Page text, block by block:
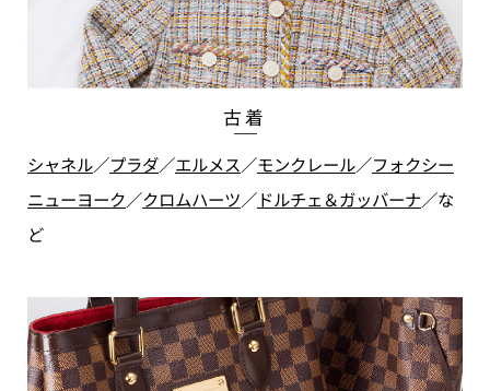
古着
シャネル／プラダ／エルメス／モンクレール／フォクシー
ニューヨーク／クロムハーツ／ドルチェ＆ガッバーナ／な
ど